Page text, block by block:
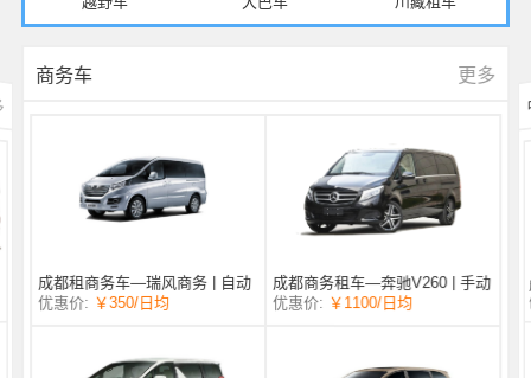
商务车 更多
成都租商务车—瑞风商务 | 自动
挡 | 7座
优惠价: ￥350/日均
成都商务租车—奔驰V260 | 手动
挡 |
优惠价: ￥1100/日均